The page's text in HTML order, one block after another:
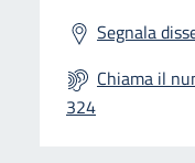
Segnala
Chiama il
324